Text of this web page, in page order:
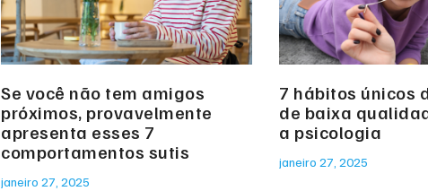
Se você não tem amigos
próximos, provavelmente
apresenta esses 7
comportamentos sutis
janeiro 27, 2025
7 hábitos únicos
de baixa
a psicologia
janeiro 27, 2025